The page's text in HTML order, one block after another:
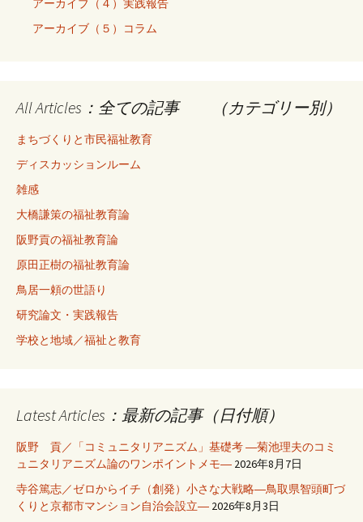
アーカイブ（４）実践報告
アーカイブ（５）コラム
All Articles：全ての記事 （カテゴリー別）
まちづくりと市民福祉教育
ディスカッションルーム
雑感
大橋謙策の福祉教育論
阪野貢の福祉教育論
原田正樹の福祉教育論
鳥居一頼の世語り
研究論文・実践報告
学校と地域／福祉と教育
Latest Articles：最新の記事（日付順）
阪野 貢／「コミュニタリアニズム」基礎考 ―菊池理夫のコミ
ュニタリアニズム論のワンポイントメモ― 2026年8月7日
寺谷篤志／ゼロからイチ（創発）小さな大戦略―鳥取県智頭町づ
くりと京都市マンション自治会設立― 2026年8月3日